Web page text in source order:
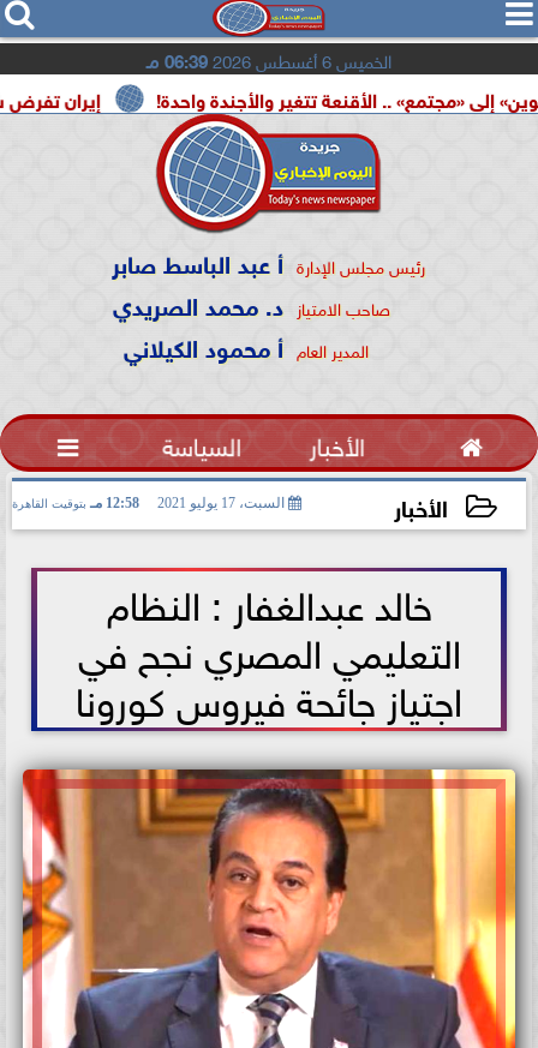
  
الخميس 6 أغسطس 2026 06:39 مـ
إيران تفرض شروطها .. الأقنعة تتغير والأجندة واحدة!
رئيس مجلس الإدارة أ عبد الباسط صابر
صاحب الامتياز د. محمد الصريدي
المدير العام أ محمود الكيلاني
 الأخبار السياسة 
الأخبار السبت، 17 يوليو 2021 12:58 مـ بتوقيت القاهرة
خالد عبدالغفار : النظام
التعليمي المصري نجح في
اجتياز جائحة فيروس كورونا